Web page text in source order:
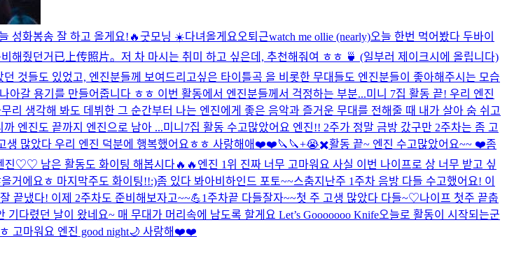
성화봉송 잘 하고 올게요!🔥굿모닝 ☀️다녀올게요오퇴근watch me ollie (nearly)오늘 한번 먹어봤다 두바이
해줬던거 已上传照片。 저 차 마시는 취미 하고 싶은데, 추천해줘여 ㅎㅎ 🍵 (일부러 제이크시에 올립니다)
것들도 있었고, 엔진분들께 보여드리고싶은 타이틀곡 을 비롯한 무대들도 엔진분들이 좋아해주시는 모습
갈 용기를 만들어줍니다 ㅎㅎ 이번 활동에서 엔진분들께서 걱정하는 부분...미니 7집 활동 끝! 우리 엔진
생각해 봐도 데뷔한 그 순간부터 나는 엔진에게 좋은 음악과 즐거운 무대를 전해줄 때 내가 살아 숨 쉬고
엔진도 끝까지 엔진으로 남아 ...미니7집 활동 수고많았어요 엔진!! 2주가 정말 금방 갔구만 2주차는 좀 고
생 많았다 우리 엔진 덕분에 행복했어요ㅎㅎ 사랑해애❤️❤️🔪🔪+😭✖️활동 끝~ 엔진 수고많았어요~~ ❤️좀
진♡♡ 남은 활동도 화이팅 해봅시다🔥🔥 엔진 1위 진짜 너무 고마워요 사실 이번 나이프로 상 너무 받고 싶
거에요ㅎ 마지막주도 화이팅!!:)좀 있다 봐아비하인드 포토~~스춤지난주 1주차 음방 다들 수고했어요! 이
끝냈다! 이제 2주차도 준비해보자고~~💪1주차끝 다들잘자~~첫 주 고생 많았다 다들~♡나이프 첫주 끝춥
기다렸던 날이 왔네요~ 매 무대가 머리속에 남도록 할게요 Let’s Gooooooo Knife오늘로 활동이 시작되는군
고마워요 엔진 good night🌙 사랑해❤️❤️